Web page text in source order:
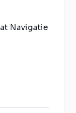
Navigatie